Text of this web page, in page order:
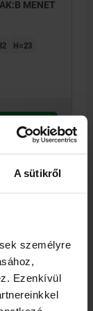
A sütikről
személyre
Ezenkívül
MENET
H=23